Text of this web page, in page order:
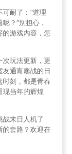
耐了：“道理
？”别担心，
的游戏内容，怎
次玩法更新，更
通宵鏖战的日
时刻，都是青春
现当年的辉煌
末日人机了
的套路？欢迎在